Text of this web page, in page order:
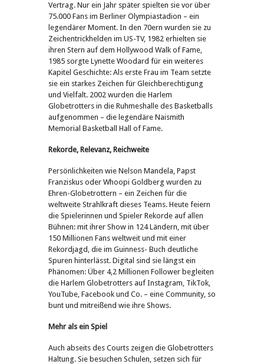
Vertrag. Nur ein Jahr später spielten sie vor über
75.000 Fans im Berliner Olympiastadion – ein
legendärer Moment. In den 70ern wurden sie zu
Zeichentrickhelden im US-TV, 1982 erhielten sie
ihren Stern auf dem Hollywood Walk of Fame,
1985 sorgte Lynette Woodard für ein weiteres
Kapitel Geschichte: Als erste Frau im Team setzte
sie ein starkes Zeichen für Gleichberechtigung
und Vielfalt. 2002 wurden die Harlem
Globetrotters in die Ruhmeshalle des Basketballs
aufgenommen – die legendäre Naismith
Memorial Basketball Hall of Fame.
Rekorde, Relevanz, Reichweite
Persönlichkeiten wie Nelson Mandela, Papst
Franziskus oder Whoopi Goldberg wurden zu
Ehren-Globetrottern – ein Zeichen für die
weltweite Strahlkraft dieses Teams. Heute feiern
die Spielerinnen und Spieler Rekorde auf allen
Bühnen: mit ihrer Show in 124 Ländern, mit über
150 Millionen Fans weltweit und mit einer
Rekordjagd, die im Guinness- Buch deutliche
Spuren hinterlässt. Digital sind sie längst ein
Phänomen: Über 4,2 Millionen Follower begleiten
die Harlem Globetrotters auf Instagram, TikTok,
YouTube, Facebook und Co. – eine Community, so
bunt und mitreißend wie ihre Shows.
Mehr als ein Spiel
Auch abseits des Courts zeigen die Globetrotters
Haltung. Sie besuchen Schulen, setzen sich für